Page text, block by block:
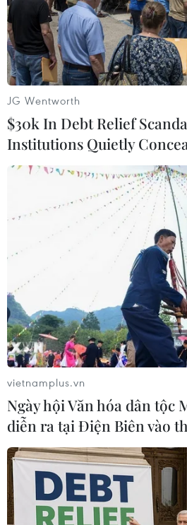
mẫu.
Người dân phường Nguyễn Trãi,
nghiệm sáng 19/8. (Ảnh:
Người dân phường Nguyễn
điểm lấy mẫu xét nghiệm Trường
JG Wentworth
$30k In Debt Relief
Institutions Quietly
vietnamplus.vn
Ngày hội Văn hóa dân tộc
diễn ra tại Điện Biên vào